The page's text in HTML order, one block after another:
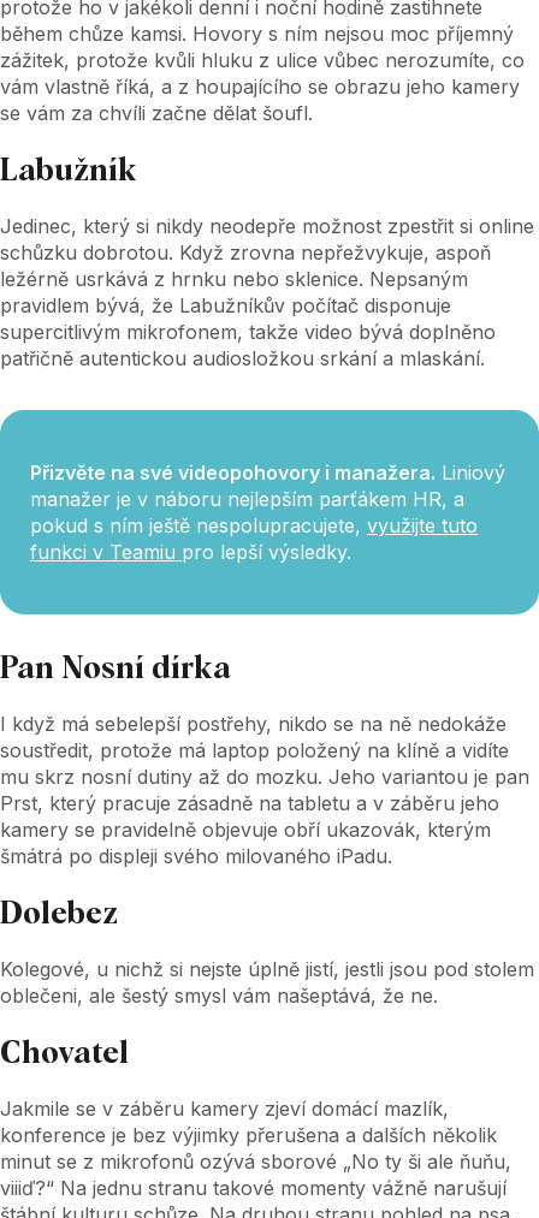
protože ho v jakékoli denní i noční hodině zastihnete
během chůze kamsi. Hovory s ním nejsou moc příjemný
zážitek, protože kvůli hluku z ulice vůbec nerozumíte, co
vám vlastně říká, a z houpajícího se obrazu jeho kamery
se vám za chvíli začne dělat šoufl.
Labužník
Jedinec, který si nikdy neodepře možnost zpestřit si online
schůzku dobrotou. Když zrovna nepřežvykuje, aspoň
ležérně usrkává z hrnku nebo sklenice. Nepsaným
pravidlem bývá, že Labužníkův počítač disponuje
supercitlivým mikrofonem, takže video bývá doplněno
patřičně autentickou audiosložkou srkání a mlaskání.
Přizvěte na své videopohovory i manažera. Liniový
manažer je v náboru nejlepším parťákem HR, a
pokud s ním ještě nespolupracujete, využijte tuto
funkci v Teamiu pro lepší výsledky.
Pan Nosní dírka
I když má sebelepší postřehy, nikdo se na ně nedokáže
soustředit, protože má laptop položený na klíně a vidíte
mu skrz nosní dutiny až do mozku. Jeho variantou je pan
Prst, který pracuje zásadně na tabletu a v záběru jeho
kamery se pravidelně objevuje obří ukazovák, kterým
šmátrá po displeji svého milovaného iPadu.
Dolebez
Kolegové, u nichž si nejste úplně jistí, jestli jsou pod stolem
oblečeni, ale šestý smysl vám našeptává, že ne.
Chovatel
Jakmile se v záběru kamery zjeví domácí mazlík,
konference je bez výjimky přerušena a dalších několik
minut se z mikrofonů ozývá sborové „No ty ši ale ňuňu,
viiiď?“ Na jednu stranu takové momenty vážně narušují